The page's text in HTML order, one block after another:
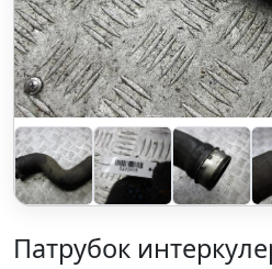
Патрубок